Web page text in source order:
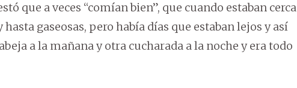
que a veces “comían bien”, que cuando estaban cerca
gaseosas, pero había días que estaban lejos y así
a la mañana y otra cucharada a la noche y era todo